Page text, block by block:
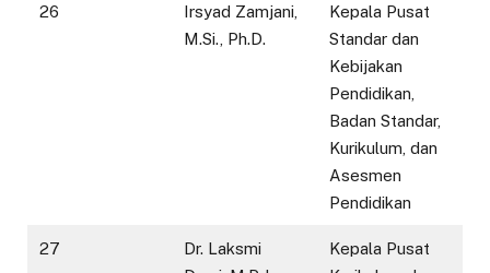
26
Irsyad Zamjani,
M.Si., Ph.D.
Kepala Pusat
Standar dan
Kebijakan
Pendidikan,
Badan Standar,
Kurikulum, dan
Asesmen
Pendidikan
27
Dr. Laksmi
Kepala Pusat